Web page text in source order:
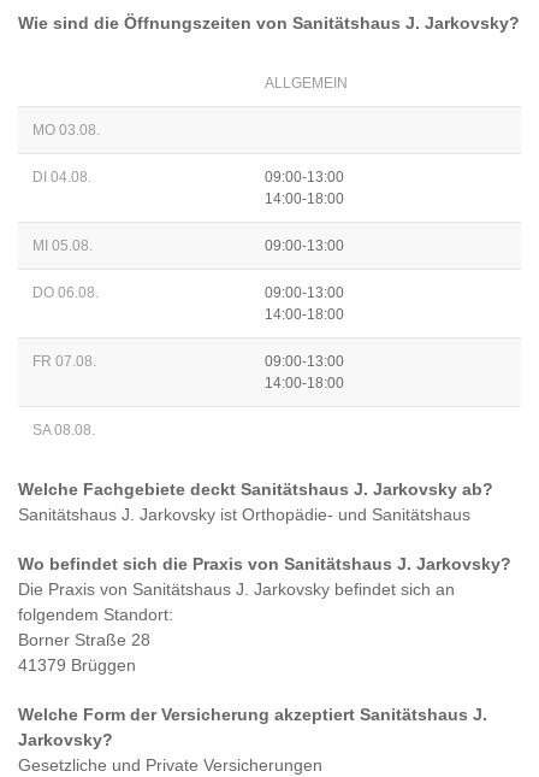
Wie sind die Öffnungszeiten von Sanitätshaus J. Jarkovsky?
ALLGEMEIN
MO 03.08.
DI 04.08.
09:00-13:00
14:00-18:00
MI 05.08. 09:00-13:00
DO 06.08.
09:00-13:00
14:00-18:00
FR 07.08.
09:00-13:00
14:00-18:00
SA 08.08.
Welche Fachgebiete deckt Sanitätshaus J. Jarkovsky ab?
Sanitätshaus J. Jarkovsky ist Orthopädie- und Sanitätshaus
Wo befindet sich die Praxis von Sanitätshaus J. Jarkovsky?
Die Praxis von Sanitätshaus J. Jarkovsky befindet sich an
folgendem Standort:
Borner Straße 28
41379 Brüggen
Welche Form der Versicherung akzeptiert Sanitätshaus J.
Jarkovsky?
Gesetzliche und Private Versicherungen